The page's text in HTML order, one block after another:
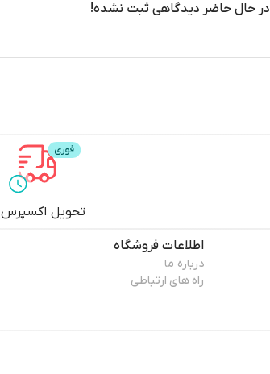
در حال حاضر دیدگاهی ثبت نشده!
تحویل اکسپرس
اطلاعات فروشگاه
درباره ما
راه های ارتباطی